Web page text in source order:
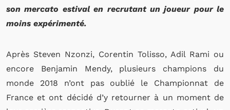
son mercato estival en recrutant un joueur pour le
moins expérimenté.
Après Steven Nzonzi, Corentin Tolisso, Adil Rami ou
encore Benjamin Mendy, plusieurs champions du
monde 2018 n’ont pas oublié le Championnat de
France et ont décidé d’y retourner à un moment de